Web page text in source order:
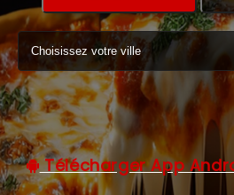
VOTRE COMPTE
NOTRE RESTAURANT
VOS AVIS
MENTIONS LÉGALES
C.G.V
Télécharger App